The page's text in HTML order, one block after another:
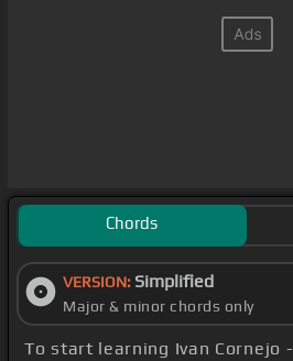
Chords
VERSION: Simplified
Major & minor chords only
To start learning Ivan Cornejo -